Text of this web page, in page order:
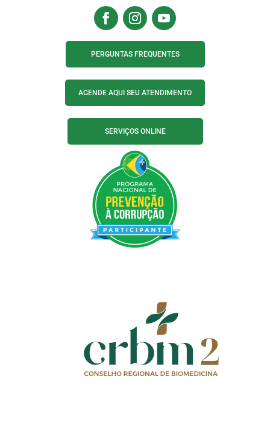
PERGUNTAS FREQUENTES
AGENDE AQUI SEU ATENDIMENTO
SERVIÇOS ONLINE